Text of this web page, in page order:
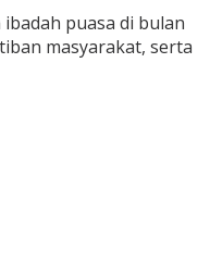
puasa di bulan
masyarakat, serta